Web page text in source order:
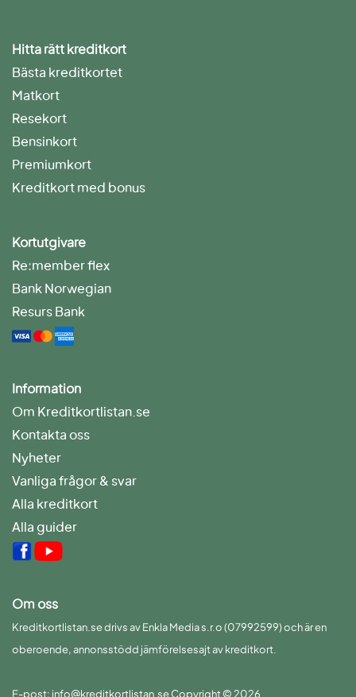
Hitta rätt kreditkort
Bästa kreditkortet
Matkort
Resekort
Bensinkort
Premiumkort
Kreditkort med bonus
Kortutgivare
Re:member flex
Bank Norwegian
Resurs Bank
Information
Om Kreditkortlistan.se
Kontakta oss
Nyheter
Vanliga frågor & svar
Alla kreditkort
Alla guider
Om oss
Kreditkortlistan.se drivs av Enkla Media s.r.o (07992599) och är en
oberoende, annonsstödd jämförelsesajt av kreditkort.
E-post: info@kreditkortlistan.se Copyright © 2026